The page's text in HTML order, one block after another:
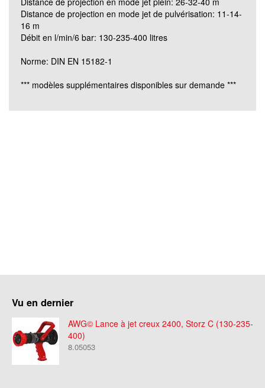
Distance de projection en mode jet de pulvérisation: 11-14-
16 m
Débit en l/min/6 bar: 130-235-400 litres
Norme: DIN EN 15182-1
*** modèles supplémentaires disponibles sur demande ***
Vu en dernier
AWG© Lance à jet creux 2400, Storz C (130-235-
400)
8.05053